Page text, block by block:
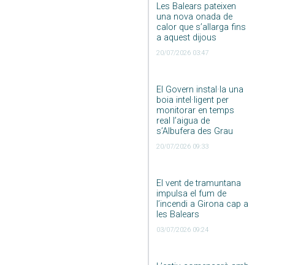
Les Balears pateixen
una nova onada de
calor que s’allarga fins
a aquest dijous
20/07/2026 03:47
El Govern instal·la una
boia intel·ligent per
monitorar en temps
real l’aigua de
s’Albufera des Grau
20/07/2026 09:33
El vent de tramuntana
impulsa el fum de
l’incendi a Girona cap a
les Balears
03/07/2026 09:24